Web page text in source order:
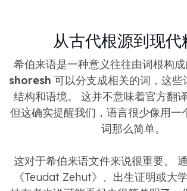
从古代根源到现代
希伯来语是一种意义往往由词根构
shoresh 可以分支成相关的词，这些
结构和语境。 这并不意味着官方翻
但这确实提醒我们，语言很少像用一
词那么简单。
这对于希伯来语文件来说很重要。
《Teudat Zehut》、出生证明或大